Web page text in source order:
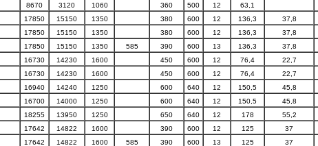
8670 3120 1060 360 500 12 63,1
17850 15150 1350 380 600 12 136,3 37,8
17850 15150 1350 380 600 12 136,3 37,8
17850 15150 1350 585 390 600 13 136,3 37,8
16730 14230 1600 450 600 12 76,4 22,7
16730 14230 1600 450 600 12 76,4 22,7
16940 14240 1250 600 640 12 150,5 45,8
16700 14000 1250 600 640 12 150,5 45,8
18255 13950 1250 650 640 12 178 55,2
17642 14822 1600 390 600 12 125 37
17642 14822 1600 585 390 600 13 125 37